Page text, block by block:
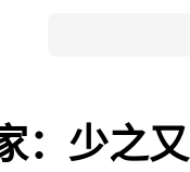
：少之又